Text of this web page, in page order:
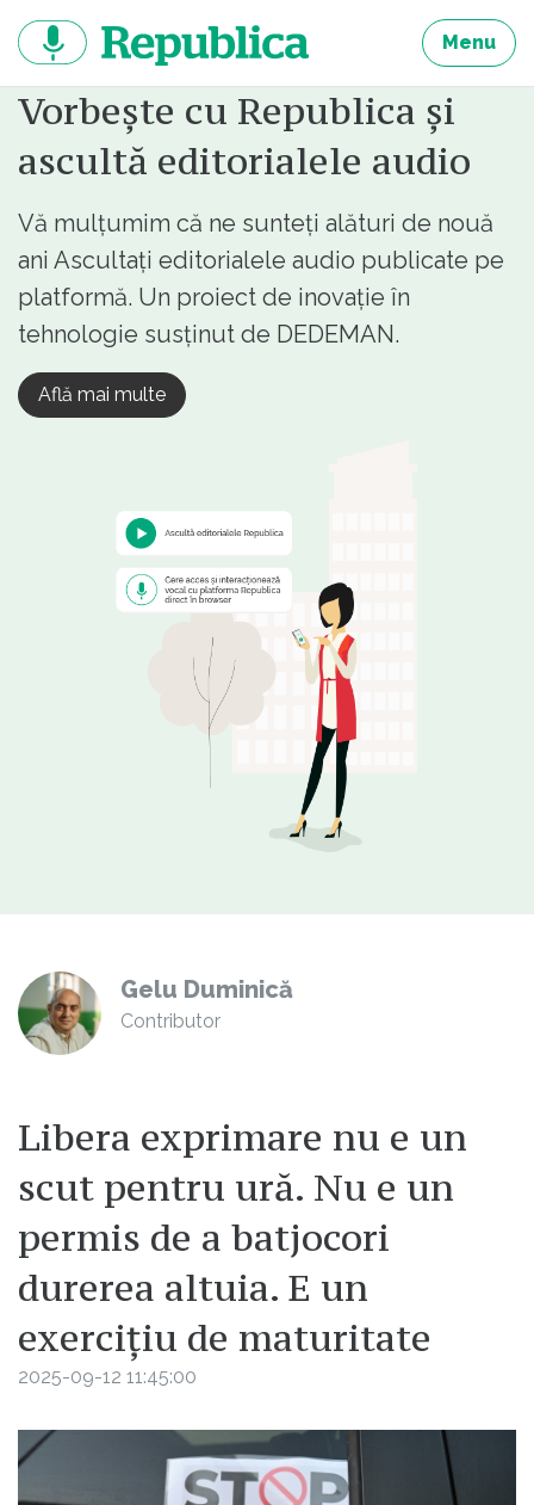
continut
Menu
Vorbește cu Republica și
ascultă editorialele audio
Vă mulțumim că ne sunteți alături de nouă
ani Ascultați editorialele audio publicate pe
platformă. Un proiect de inovație în
tehnologie susținut de DEDEMAN.
Află mai multe
Gelu Duminică
Contributor
Libera exprimare nu e un
scut pentru ură. Nu e un
permis de a batjocori
durerea altuia. E un
exercițiu de maturitate
2025-09-12 11:45:00